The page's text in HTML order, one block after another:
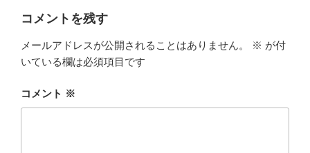
コメントを残す
メールアドレスが公開されることはありません。 ※ が付
いている欄は必須項目です
コメント ※